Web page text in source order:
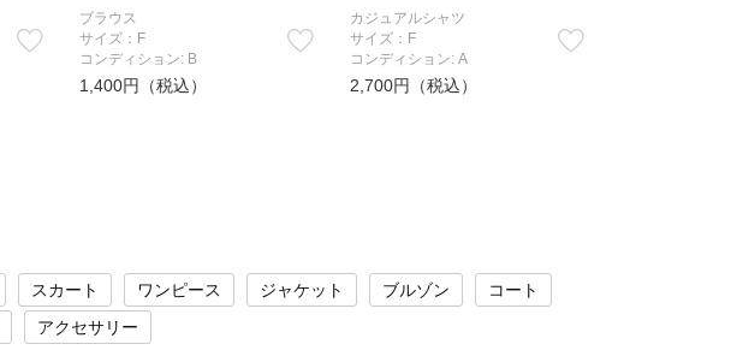
ブラウス
サイズ：F
コンディション: B
1,400円（税込）
カジュアルシャツ
サイズ：F
コンディション: A
2,700円（税込）
スカート ワンピース ジャケット ブルゾン
コート
アクセサリー